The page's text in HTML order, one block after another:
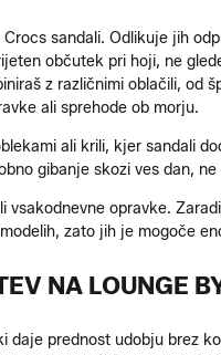
sandali. Odlikuje jih
občutek pri hoji, ne
z različnimi oblačili,
ali sprehode ob morju.
ali krili, kjer sandali
gibanje skozi ves dan,
vsakodnevne opravke.
zato jih je mogoče
NA LOUNGE
daje prednost udobju brez